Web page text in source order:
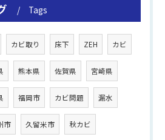
Tags
カビ取り 床下 ZEH カビ
熊本県 佐賀県 宮崎県
福岡市 カビ問題 漏水
市 久留米市 秋カビ